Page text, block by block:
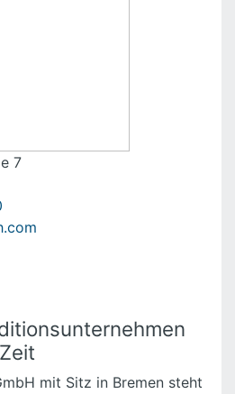
7
mit Sitz in Bremen steht